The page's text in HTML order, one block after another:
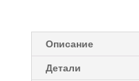
Описание
Детали